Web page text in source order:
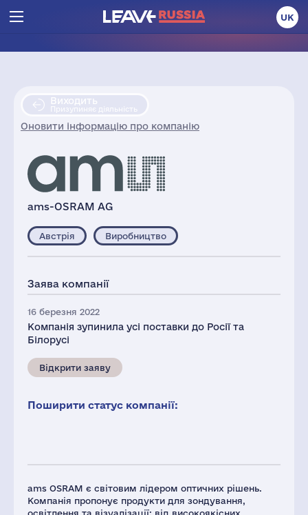
UK
Виходить
Призупиняє діяльність
Оновити інформацію про компанію
ams-OSRAM AG
ams OSRAM є світовим лідером оптичних рішень.
Компанія пропонує продукти для зондування,
освітлення та візуалізації: від високоякісних
Австрія Виробництво
Заява компанії
16 березня 2022
Компанія зупинила усі поставки до Росії та
Білорусі
Відкрити заяву
Поширити статус компанії: